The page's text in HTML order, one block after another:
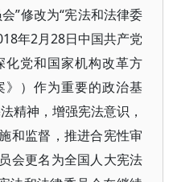
”修改为“宪法和法律委
年2月28日中国共产党
党和国家机构改革方
）作为重要的政治基
精神，增强宪法意识，
和监督，推进合宪性审
会更名为全国人大宪法